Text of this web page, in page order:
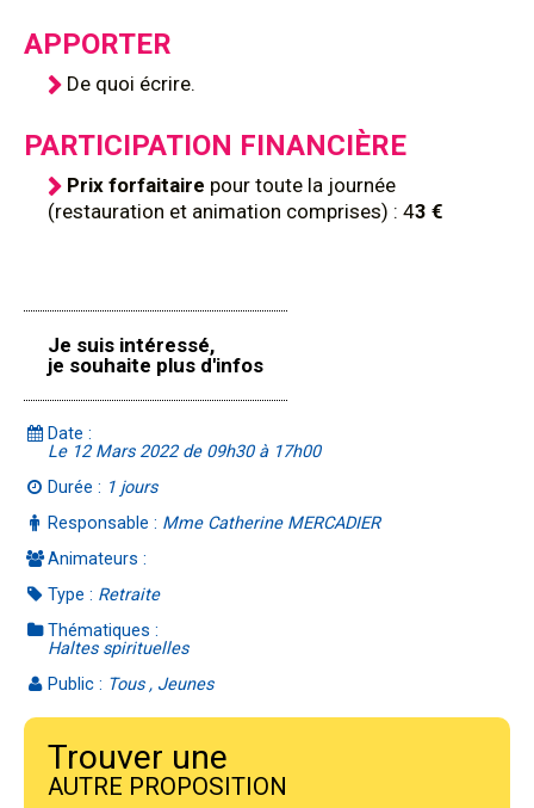
APPORTER
De quoi écrire.
PARTICIPATION FINANCIÈRE
Prix forfaitaire pour toute la journée
(restauration et animation comprises) : 43 €
Je suis intéressé,
je souhaite plus d'infos
Date :
Le 12 Mars 2022 de 09h30 à 17h00
Durée : 1 jours
Responsable : Mme Catherine MERCADIER
Animateurs :
Type : Retraite
Thématiques :
Haltes spirituelles
Public : Tous , Jeunes
Trouver une
AUTRE PROPOSITION